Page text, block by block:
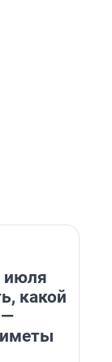
июля
какой
—